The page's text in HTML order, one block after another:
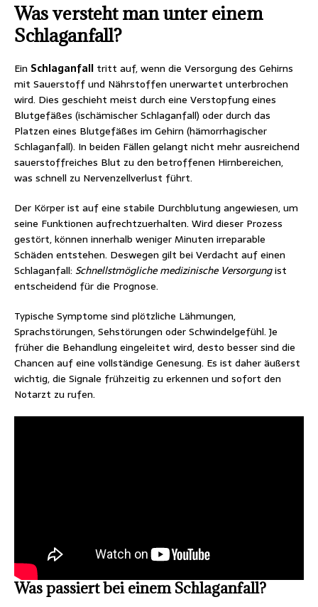
Was versteht man unter einem
Schlaganfall?
Ein Schlaganfall tritt auf, wenn die Versorgung des Gehirns
mit Sauerstoff und Nährstoffen unerwartet unterbrochen
wird. Dies geschieht meist durch eine Verstopfung eines
Blutgefäßes (ischämischer Schlaganfall) oder durch das
Platzen eines Blutgefäßes im Gehirn (hämorrhagischer
Schlaganfall). In beiden Fällen gelangt nicht mehr ausreichend
sauerstoffreiches Blut zu den betroffenen Hirnbereichen,
was schnell zu Nervenzellverlust führt.
Der Körper ist auf eine stabile Durchblutung angewiesen, um
seine Funktionen aufrechtzuerhalten. Wird dieser Prozess
gestört, können innerhalb weniger Minuten irreparable
Schäden entstehen. Deswegen gilt bei Verdacht auf einen
Schlaganfall: Schnellstmögliche medizinische Versorgungist
entscheidend für die Prognose.
Typische Symptome sind plötzliche Lähmungen,
Sprachstörungen, Sehstörungen oder Schwindelgefühl. Je
früher die Behandlung eingeleitet wird, desto besser sind die
Chancen auf eine vollständige Genesung. Es ist daher äußerst
wichtig, die Signale frühzeitig zu erkennen und sofort den
Notarzt zu rufen.
Was passiert bei einem Schlaganfall?